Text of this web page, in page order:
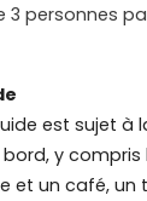
3 personnes
est sujet à
bord, y
et un café, un